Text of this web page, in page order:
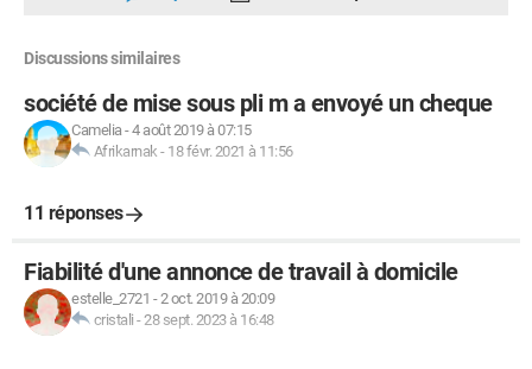
Discussions similaires
société de mise sous pli m a envoyé un cheque
Camelia-4 août 2019 à 07:15
Afrikarnak - 18 févr. 2021 à 11:56
11 réponses
Fiabilité d'une annonce de travail à domicile
estelle_2721 -2 oct. 2019 à 20:09
cristali -28 sept. 2023 à 16:48